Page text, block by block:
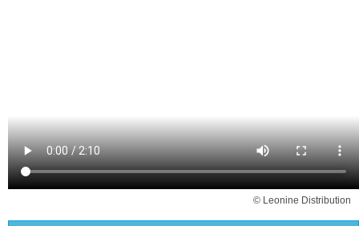
© Leonine Distribution